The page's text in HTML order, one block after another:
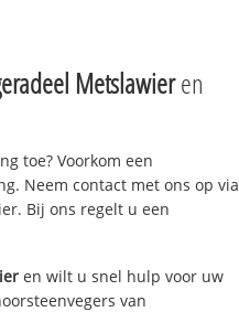
Metslawieren
toe? Voorkom een
Neem contact met ons op via
Bij ons regelt u een
en wilt u snel hulp voor uw
van